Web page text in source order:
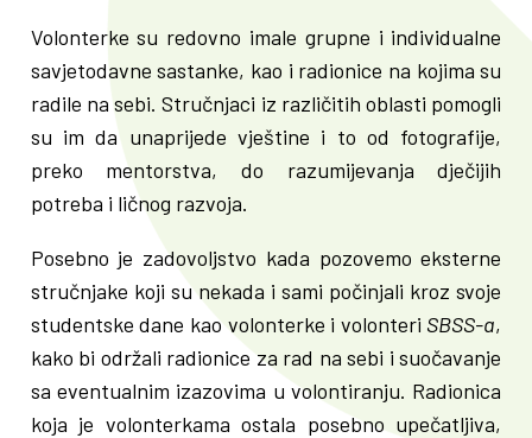
Volonterke su redovno imale grupne i individualne
savjetodavne sastanke, kao i radionice na kojima su
radile na sebi. Stručnjaci iz različitih oblasti pomogli
su im da unaprijede vještine i to od fotografije,
preko mentorstva, do razumijevanja dječijih
potreba i ličnog razvoja.
Posebno je zadovoljstvo kada pozovemo eksterne
stručnjake koji su nekada i sami počinjali kroz svoje
studentske dane kao volonterke i volonteri SBSS-a,
kako bi održali radionice za rad na sebi i suočavanje
sa eventualnim izazovima u volontiranju. Radionica
koja je volonterkama ostala posebno upečatljiva,